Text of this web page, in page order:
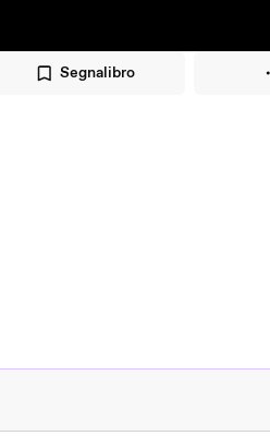
Segnalibro